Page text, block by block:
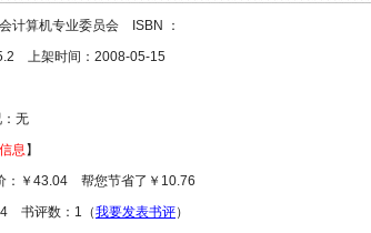
计算机专业委员会 ISBN ：
上架时间：2008-05-15
无
息 】
￥43.04 帮您节省了￥10.76
书评数：1（我要发表书评）